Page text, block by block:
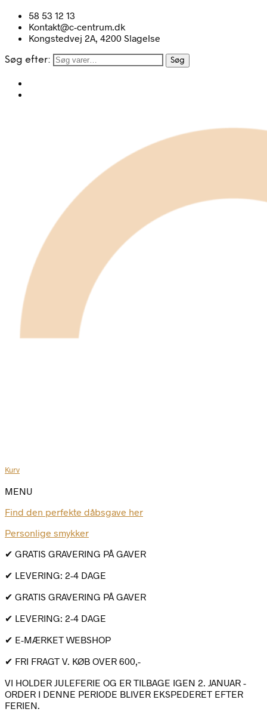
58 53 12 13
Kontakt@c-centrum.dk
Kongstedvej 2A, 4200 Slagelse
Søg efter: Søg
Kurv
MENU
Find den perfekte dåbsgave her
Personlige smykker
✔ GRATIS GRAVERING PÅ GAVER
✔ LEVERING: 2-4 DAGE
✔ GRATIS GRAVERING PÅ GAVER
✔ LEVERING: 2-4 DAGE
✔ E-MÆRKET WEBSHOP
✔ FRI FRAGT V. KØB OVER 600,-
VI HOLDER JULEFERIE OG ER TILBAGE IGEN 2. JANUAR -
ORDER I DENNE PERIODE BLIVER EKSPEDERET EFTER
FERIEN.